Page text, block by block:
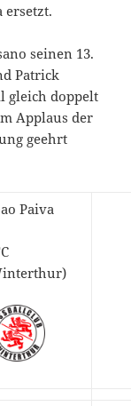
ersetzt.
seinen 13.
Patrick
gleich doppelt
Applaus der
geehrt
Paiva